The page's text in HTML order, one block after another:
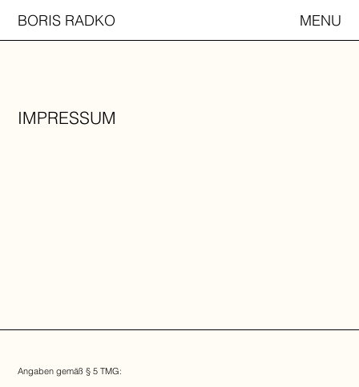
BORIS RADKO MENU
IMPRESSUM
Angaben gemäß § 5 TMG: